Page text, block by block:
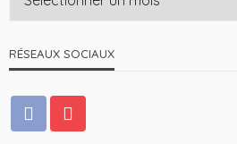
RÉSEAUX SOCIAUX